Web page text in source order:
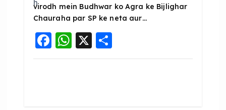
virodh mein Budhwar ko Agra ke Bijlighar
Chauraha par SP ke neta aur…
F
a
W
h
X S
h